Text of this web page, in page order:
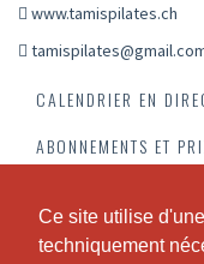
Ce site utilise
techniquement
Ce site utilise
techniquement
www.tamispilates.ch
CALENDRIER EN
ABONNEMENTS ET
Bei tamispilates findest